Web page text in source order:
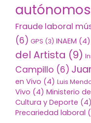
autónomos
Fraude laboral
(6) GPS (3) INAEM (4)
del Artista (9)
Campillo (6)
en Vivo (4) Luis
Vivo (4) Ministerio
Cultura y Deporte (4)
Precariedad laboral